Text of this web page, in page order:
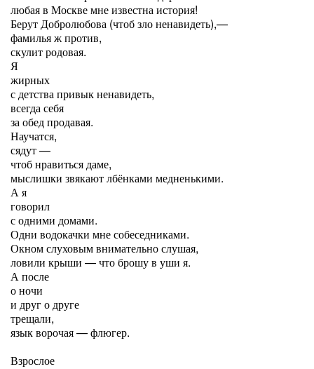
любая в Москве мне известна история!
Берут Добролюбова (чтоб зло ненавидеть),—
фамилья ж против,
скулит родовая.
Я
жирных
с детства привык ненавидеть,
всегда себя
за обед продавая.
Научатся,
сядут —
чтоб нравиться даме,
мыслишки звякают лбёнками медненькими.
А я
говорил
с одними домами.
Одни водокачки мне собеседниками.
Окном слуховым внимательно слушая,
ловили крыши — что брошу в уши я.
А после
о ночи
и друг о друге
трещали,
язык ворочая — флюгер.
Взрослое